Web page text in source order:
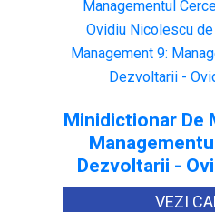
Minidictionar De
Dezvoltarii -
VEZI